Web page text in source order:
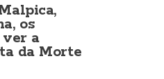
os
ver a
da Morte